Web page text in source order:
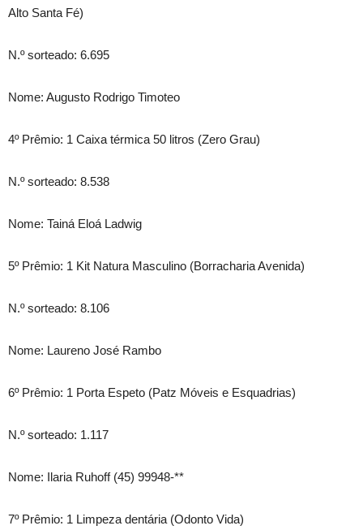
Alto Santa Fé)
N.º sorteado: 6.695
Nome: Augusto Rodrigo Timoteo
4º Prêmio: 1 Caixa térmica 50 litros (Zero Grau)
N.º sorteado: 8.538
Nome: Tainá Eloá Ladwig
5º Prêmio: 1 Kit Natura Masculino (Borracharia Avenida)
N.º sorteado: 8.106
Nome: Laureno José Rambo
6º Prêmio: 1 Porta Espeto (Patz Móveis e Esquadrias)
N.º sorteado: 1.117
Nome: Ilaria Ruhoff (45) 99948-**
7º Prêmio: 1 Limpeza dentária (Odonto Vida)